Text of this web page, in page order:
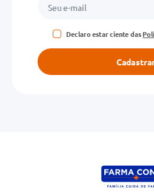
Declaro estar ciente das